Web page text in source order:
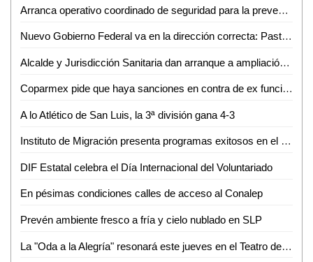
Arranca operativo coordinado de seguridad para la prevención de delitos
Nuevo Gobierno Federal va en la dirección correcta: Pastor del Ángel
Alcalde y Jurisdicción Sanitaria dan arranque a ampliación de centro de salud en Nuevo Jomté
Coparmex pide que haya sanciones en contra de ex funcionarios de Interapas
A lo Atlético de San Luis, la 3ª división gana 4-3
Instituto de Migración presenta programas exitosos en el Congreso de la Unión
DIF Estatal celebra el Día Internacional del Voluntariado
En pésimas condiciones calles de acceso al Conalep
Prevén ambiente fresco a fría y cielo nublado en SLP
La "Oda a la Alegría" resonará este jueves en el Teatro de la Paz